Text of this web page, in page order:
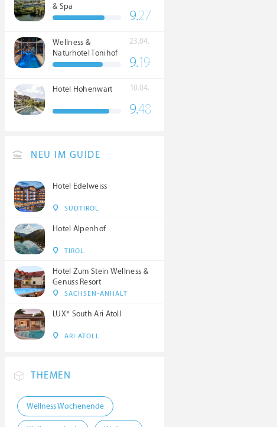
& Spa
9.27
Wellness &
Naturhotel Tonihof
****S
23.04.
9.19
Hotel Hohenwart 10.04.
9.48
NEU IM GUIDE
Hotel Edelweiss
SÜDTIROL
Hotel Alpenhof
TIROL
Hotel Zum Stein Wellness &
Genuss Resort
SACHSEN-ANHALT
LUX* South Ari Atoll
ARI ATOLL
THEMEN
Wellness Wochenende